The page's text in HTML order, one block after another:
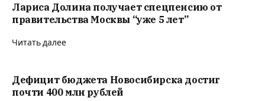
Лариса Долина получает спецпенсию от
правительства Москвы “уже 5 лет”
Читать далее
Дефицит бюджета Новосибирска достиг
почти 400 млн рублей